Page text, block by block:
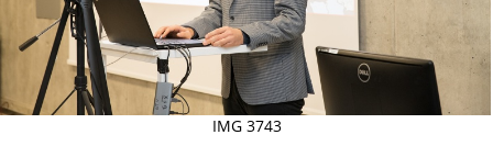
IMG 3743